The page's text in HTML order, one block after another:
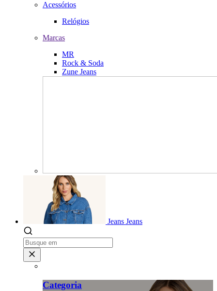
Acessórios
Relógios
Marcas
MR
Rock & Soda
Zune Jeans
Jeans Jeans
Categoria